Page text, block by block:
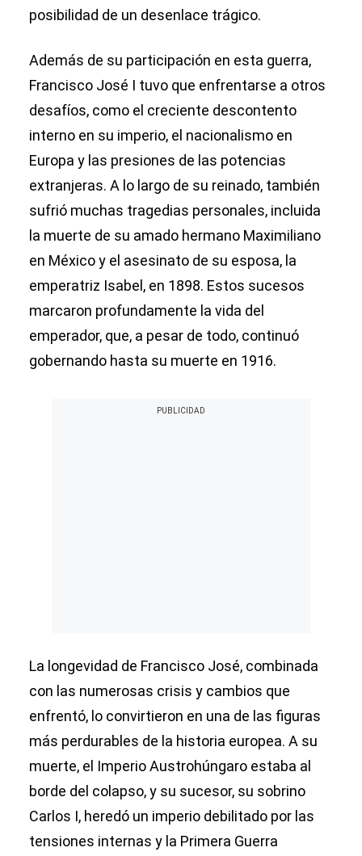
posibilidad de un desenlace trágico.
Además de su participación en esta guerra,
Francisco José I tuvo que enfrentarse a otros
desafíos, como el creciente descontento
interno en su imperio, el nacionalismo en
Europa y las presiones de las potencias
extranjeras. A lo largo de su reinado, también
sufrió muchas tragedias personales, incluida
la muerte de su amado hermano Maximiliano
en México y el asesinato de su esposa, la
emperatriz Isabel, en 1898. Estos sucesos
marcaron profundamente la vida del
emperador, que, a pesar de todo, continuó
gobernando hasta su muerte en 1916.
La longevidad de Francisco José, combinada
con las numerosas crisis y cambios que
enfrentó, lo convirtieron en una de las figuras
más perdurables de la historia europea. A su
muerte, el Imperio Austrohúngaro estaba al
borde del colapso, y su sucesor, su sobrino
Carlos I, heredó un imperio debilitado por las
tensiones internas y la Primera Guerra